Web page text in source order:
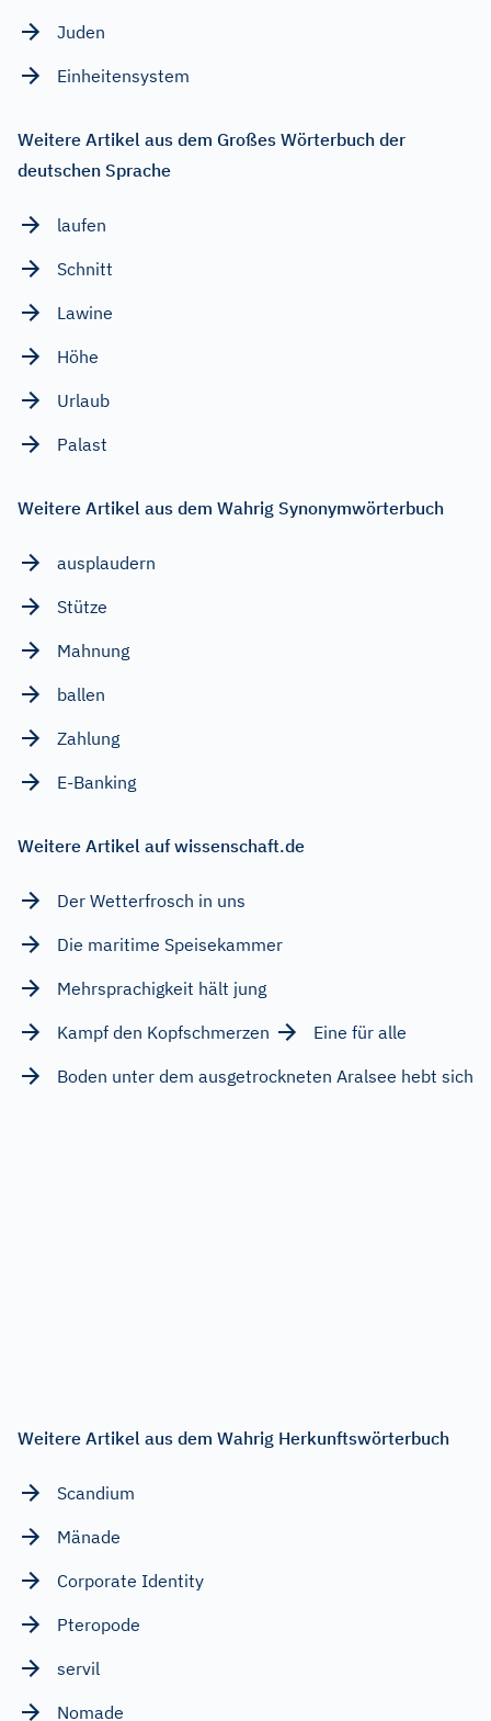
Juden
Einheitensystem
Weitere Artikel aus dem Großes Wörterbuch der
deutschen Sprache
laufen
Schnitt
Lawine
Höhe
Urlaub
Palast
Weitere Artikel aus dem Wahrig Synonymwörterbuch
ausplaudern
Stütze
Mahnung
ballen
Zahlung
E-Banking
Weitere Artikel auf wissenschaft.de
Der Wetterfrosch in uns
Die maritime Speisekammer
Mehrsprachigkeit hält jung
Kampf den Kopfschmerzen
Eine für alle
Boden unter dem ausgetrockneten Aralsee hebt sich
Weitere Artikel aus dem Wahrig Herkunftswörterbuch
Scandium
Mänade
Corporate Identity
Pteropode
servil
Nomade